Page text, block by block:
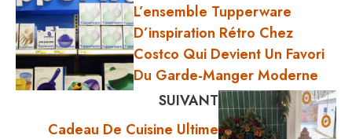
L’ensemble Tupperware
D’inspiration Rétro Chez
Costco Qui Devient Un Favori
Du Garde-Manger Moderne
SUIVANT
Cadeau De Cuisine Ultime